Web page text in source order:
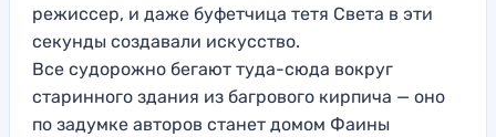
режиссер, и даже буфетчица тетя Света в эти
секунды создавали искусство.
Все судорожно бегают туда-сюда вокруг
старинного здания из багрового кирпича — оно
по задумке авторов станет домом Фаины